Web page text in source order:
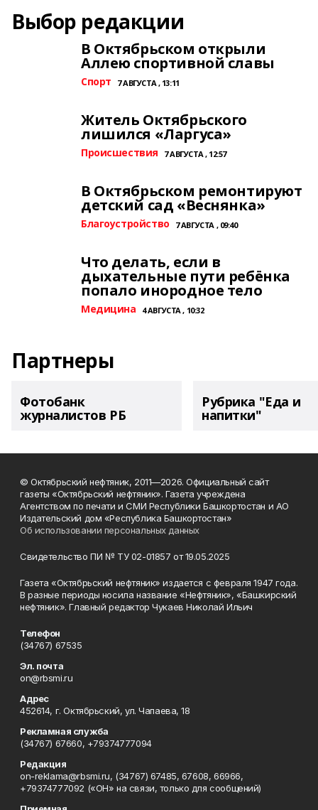
Выбор редакции
В Октябрьском открыли
Аллею спортивной славы
Спорт 7 АВГУСТА , 13:11
Житель Октябрьского
лишился «Ларгуса»
Происшествия 7 АВГУСТА , 12:57
В Октябрьском ремонтируют
детский сад «Веснянка»
Благоустройство 7 АВГУСТА , 09:40
Что делать, если в
дыхательные пути ребёнка
попало инородное тело
Медицина 4 АВГУСТА , 10:32
Партнеры
Фотобанк
журналистов РБ
Рубрика "Еда и
напитки"
© Октябрьский нефтяник, 2011—2026. Официальный сайт
газеты «Октябрьский нефтяник». Газета учреждена
Агентством по печати и СМИ Республики Башкортостан и АО
Издательский дом «Республика Башкортостан»
Об использовании персональных данных
Свидетельство ПИ № ТУ 02-01857 от 19.05.2025
Газета «Октябрьский нефтяник» издается с февраля 1947 года.
В разные периоды носила название «Нефтяник», «Башкирский
нефтяник». Главный редактор Чукаев Николай Ильич
Телефон
(34767) 67535
Эл. почта
on@rbsmi.ru
Адрес
452614, г. Октябрьский, ул. Чапаева, 18
Рекламная служба
(34767) 67660, +79374777094
Редакция
on-reklama@rbsmi.ru, (34767) 67485, 67608, 66966,
+79374777092 («ОН» на связи, только для сообщений)